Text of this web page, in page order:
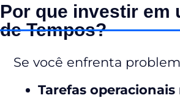
Por que investir em
de Tempos?
Se você enfrenta
Tarefas operacionais